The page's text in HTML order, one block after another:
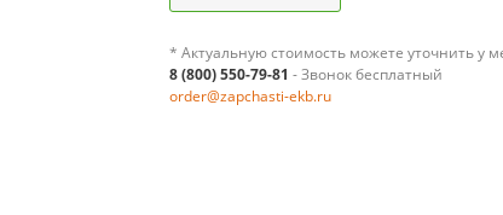
* Актуальную стоимость можете уточнить у
8 (800) 550-79-81 - Звонок бесплатный
order@zapchasti-ekb.ru